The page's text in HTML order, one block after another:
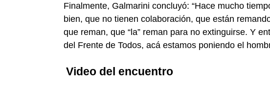
Finalmente, Galmarini concluyó: “Hace mucho
bien, que no tienen colaboración, que están
que reman, que “la” reman para no extinguirse. Y
del Frente de Todos, acá estamos poniendo el
Video del encuentro